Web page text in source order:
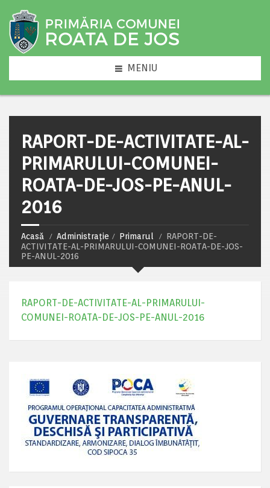
MENIU
RAPORT-DE-ACTIVITATE-AL-
PRIMARULUI-COMUNEI-
ROATA-DE-JOS-PE-ANUL-
2016
Acasă Administrație Primarul
RAPORT-DE-
ACTIVITATE-AL-PRIMARULUI-COMUNEI-ROATA-DE-JOS-
PE-ANUL-2016
RAPORT-DE-ACTIVITATE-AL-PRIMARULUI-
COMUNEI-ROATA-DE-JOS-PE-ANUL-2016